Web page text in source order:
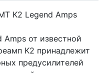
K2 Legend Amps
от известной
K2 принадлежит
предусилителей